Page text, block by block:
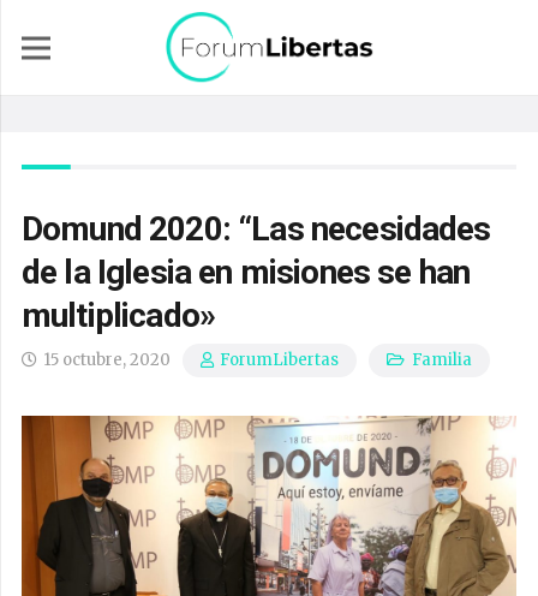
Domund 2020: “Las necesidades
de la Iglesia en misiones se han
multiplicado»
15 octubre, 2020 ForumLibertas Familia